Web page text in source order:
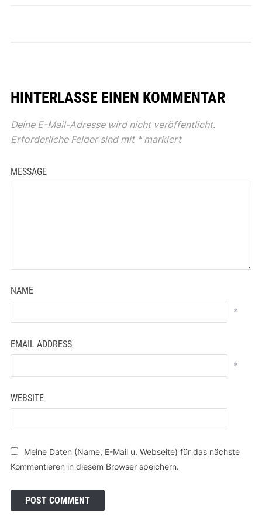
HINTERLASSE EINEN KOMMENTAR
Deine E-Mail-Adresse wird nicht veröffentlicht.
Erforderliche Felder sind mit *markiert
MESSAGE
NAME
*
EMAIL ADDRESS
*
WEBSITE
Meine Daten (Name, E-Mail u. Webseite) für das nächste
Kommentieren in diesem Browser speichern.